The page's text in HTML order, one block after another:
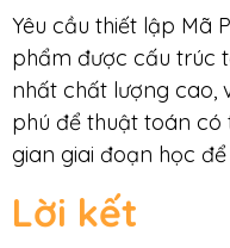
Yêu cầu thiết lập Mã
phẩm được cấu trúc
nhất chất lượng cao,
phú để thuật toán có
gian giai đoạn học
Lời kết